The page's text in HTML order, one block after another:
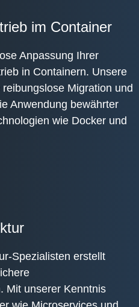
im Container
Anpassung Ihrer
in Containern. Unsere
Migration und
Anwendung bewährter
wie Docker und
Spezialisten erstellt
Mit unserer Kenntnis